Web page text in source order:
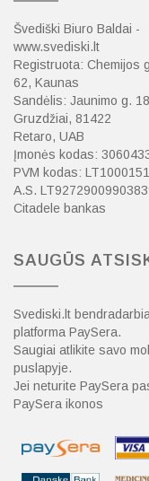
Švediški Biuro Baldai -
www.svediski.lt
Registruota: Chemijos
62, Kaunas
Sandėlis: Jaunimo g.
Gruzdžiai, 81422
Retaro, UAB
Įmonės kodas:
PVM kodas:
A.S.
Citadele bankas
SAUGŪS
Svediski.lt
platforma PaySera.
Saugiai atlikite savo
puslapyje.
Jei neturite PaySera
PaySera ikonos